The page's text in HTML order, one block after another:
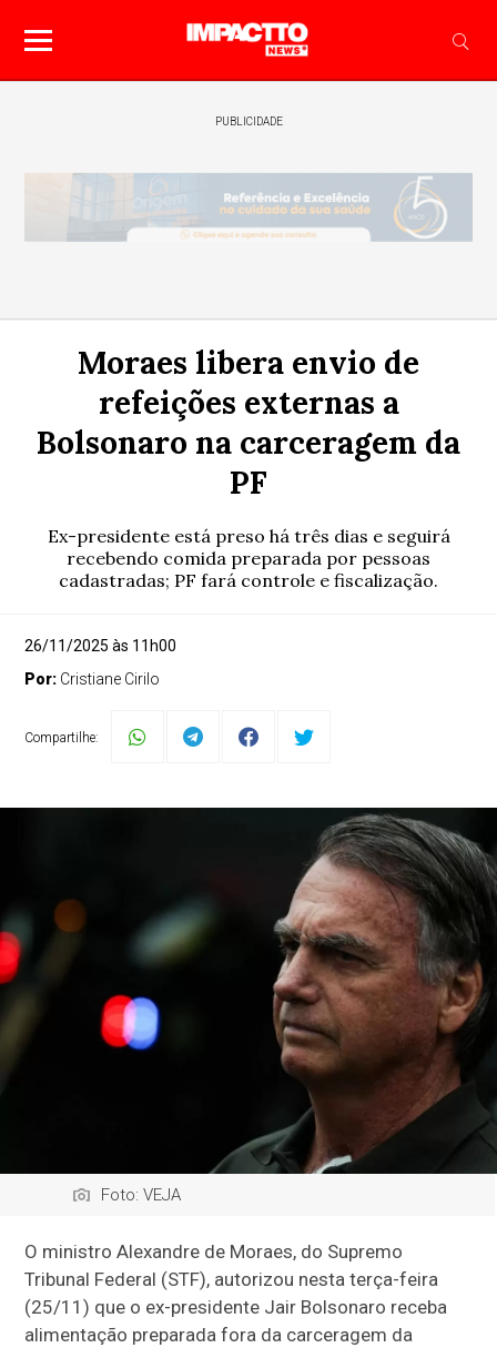
PUBLICIDADE
Moraes libera envio de
refeições externas a
Bolsonaro na carceragem da
PF
Ex-presidente está preso há três dias e seguirá
recebendo comida preparada por pessoas
cadastradas; PF fará controle e fiscalização.
26/11/2025 às 11h00
Por: Cristiane Cirilo
Compartilhe:
Foto: VEJA
O ministro Alexandre de Moraes, do Supremo
Tribunal Federal (STF), autorizou nesta terça-feira
(25/11) que o ex-presidente Jair Bolsonaro receba
alimentação preparada fora da carceragem da